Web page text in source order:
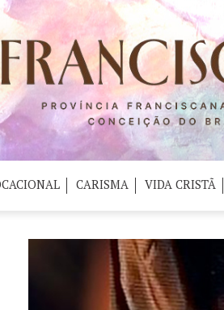
CARISMA VIDA CRISTÃ